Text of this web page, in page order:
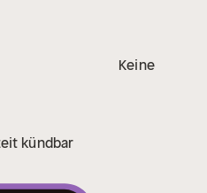
i till exempel ett arbetslag,
förbättra. Övningen har
du inte att du
Keine
kündbar